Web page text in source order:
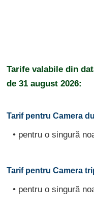
Tarife valabile din
de 31 august 2026:
Tarif pentru Camera
• pentru o singură
Tarif pentru Camera
• pentru o singură